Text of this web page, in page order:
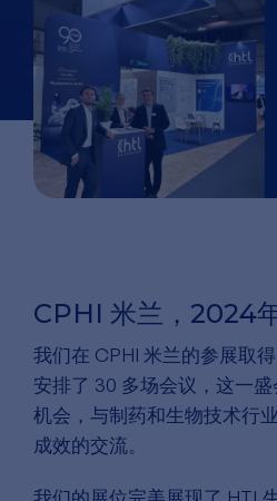
CPHI 米兰，2024
我们在 CPHI 米兰的参展取
安排了 30 多场会议，这一
机会，与制药和生物技术行
成效的交流。